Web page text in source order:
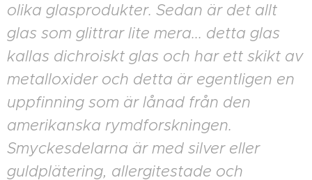
olika glasprodukter. Sedan är det allt
glas som glittrar lite mera... detta glas
kallas dichroiskt glas och har ett skikt av
metalloxider och detta är egentligen en
uppfinning som är lånad från den
amerikanska rymdforskningen.
Smyckesdelarna är med silver eller
guldplätering, allergitestade och